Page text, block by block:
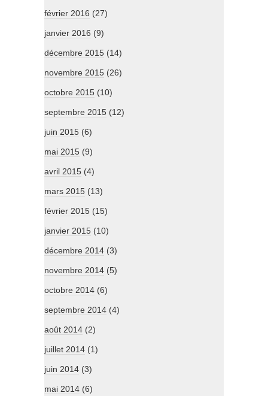
février 2016 (27)
janvier 2016 (9)
décembre 2015 (14)
novembre 2015 (26)
octobre 2015 (10)
septembre 2015 (12)
juin 2015 (6)
mai 2015 (9)
avril 2015 (4)
mars 2015 (13)
février 2015 (15)
janvier 2015 (10)
décembre 2014 (3)
novembre 2014 (5)
octobre 2014 (6)
septembre 2014 (4)
août 2014 (2)
juillet 2014 (1)
juin 2014 (3)
mai 2014 (6)